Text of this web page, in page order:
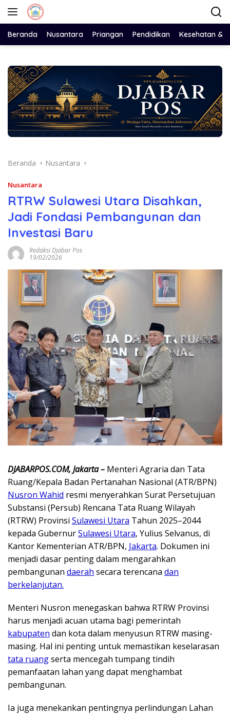
Langsung
Beranda Nusantara Priangan Pendidikan Kesehatan &
Beranda Nusantara
Nusantara
RTRW Sulawesi Utara Disahkan,
Jadi Fondasi Pembangunan dan
Investasi Baru
Redaksi Djabar Pos
19/02/2026
DJABARPOS.COM, Jakarta – Menteri Agraria dan Tata
Ruang/Kepala Badan Pertanahan Nasional (ATR/BPN)
Nusron Wahid resmi menyerahkan Surat Persetujuan
Substansi (Persub) Rencana Tata Ruang Wilayah
(RTRW) Provinsi Sulawesi Utara Tahun 2025–2044
kepada GubernurSulawesi Utara, Yulius Selvanus, di
Kantor Kementerian ATR/BPN, Jakarta. Dokumen ini
menjadi dasar penting dalam mengarahkan
pembangunan daerah secara terencana dan
berkelanjutan.
Menteri Nusron menegaskan bahwa RTRW Provinsi
harus menjadi acuan utama bagi pemerintah
kabupaten dan kota dalam menyusun RTRW masing-
masing. Hal ini penting untuk memastikan keselarasan
tata ruangserta mencegah tumpang tindih
pemanfaatan lahan yang dapat menghambat
pembangunan.
Ia juga menekankan pentingnya perlindungan Lahan